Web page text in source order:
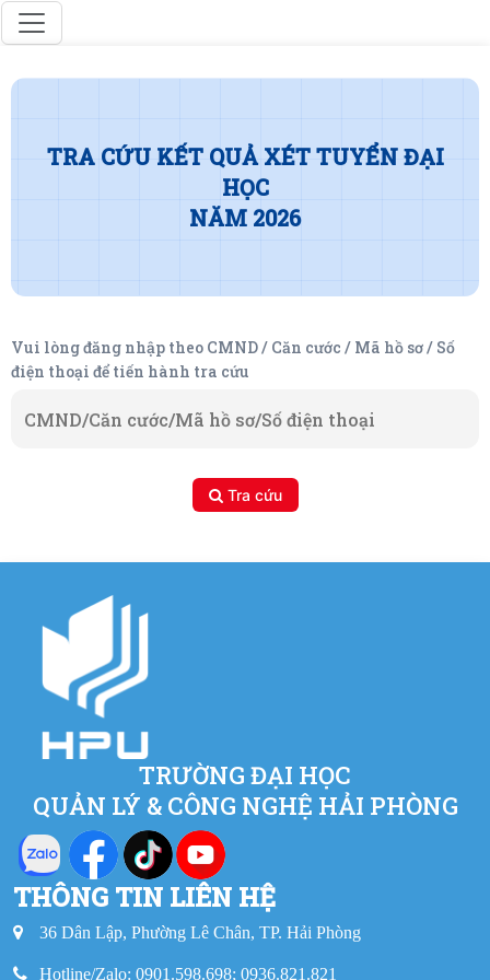
TRA CỨU KẾT QUẢ XÉT TUYỂN ĐẠI
HỌC
NĂM 2026
Vui lòng đăng nhập theo CMND / Căn cước / Mã hồ sơ / Số
điện thoại để tiến hành tra cứu
Tra cứu
TRƯỜNG ĐẠI HỌC
QUẢN LÝ & CÔNG NGHỆ HẢI PHÒNG
THÔNG TIN LIÊN HỆ
36 Dân Lập, Phường Lê Chân, TP. Hải Phòng
Hotline/Zalo: 0901.598.698; 0936.821.821